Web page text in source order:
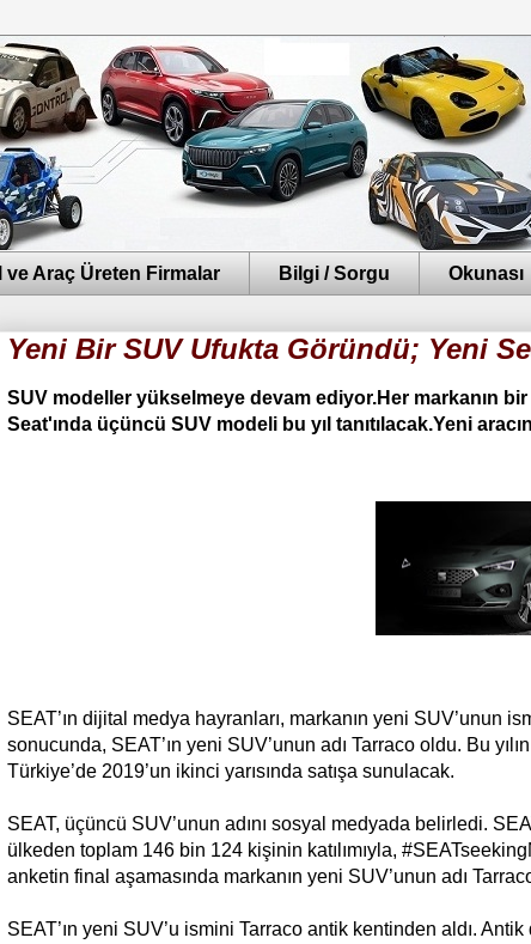
Araç Üreten Firmalar Bilgi / Sorgu Okunası
Yeni Bir SUV Ufukta Göründü; Yeni
SUV modeller yükselmeye devam ediyor.Her markanın
Seat'ında üçüncü SUV modeli bu yıl tanıtılacak.Yeni
SEAT’ın dijital medya hayranları, markanın yeni SUV’unun
sonucunda, SEAT’ın yeni SUV’unun adı Tarraco oldu. Bu
Türkiye’de 2019’un ikinci yarısında satışa sunulacak.
SEAT, üçüncü SUV’unun adını sosyal medyada belirledi.
ülkeden toplam 146 bin 124 kişinin katılımıyla,
anketin final aşamasında markanın yeni SUV’unun adı
SEAT’ın yeni SUV’u ismini Tarraco antik kentinden aldı.